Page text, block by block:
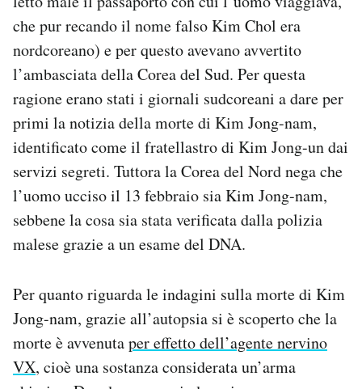
che pur recando il nome falso Kim Chol era
nordcoreano) e per questo avevano avvertito
l’ambasciata della Corea del Sud. Per questa
ragione erano stati i giornali sudcoreani a dare per
primi la notizia della morte di Kim Jong-nam,
identificato come il fratellastro di Kim Jong-un dai
servizi segreti. Tuttora la Corea del Nord nega che
l’uomo ucciso il 13 febbraio sia Kim Jong-nam,
sebbene la cosa sia stata verificata dalla polizia
malese grazie a un esame del DNA.
Per quanto riguarda le indagini sulla morte di Kim
Jong-nam, grazie all’autopsia si è scoperto che la
morte è avvenutaper effetto dell’agente nervino
VX, cioè una sostanza considerata un’arma